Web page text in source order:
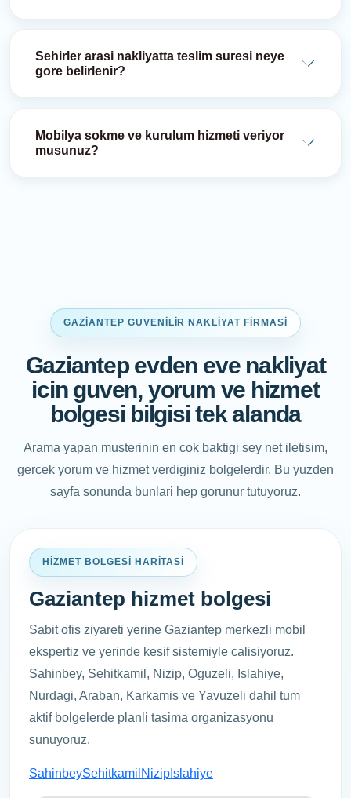
Sehirler arasi nakliyatta teslim suresi neye
gore belirlenir?
Mobilya sokme ve kurulum hizmeti veriyor
musunuz?
GAZIANTEP GUVENILIR NAKLIYAT FIRMASI
Gaziantep evden eve nakliyat
icin guven, yorum ve hizmet
bolgesi bilgisi tek alanda
Arama yapan musterinin en cok baktigi sey net iletisim,
gercek yorum ve hizmet verdiginiz bolgelerdir. Bu yuzden
sayfa sonunda bunlari hep gorunur tutuyoruz.
HIZMET BOLGESI HARITASI
Gaziantep hizmet bolgesi
Sabit ofis ziyareti yerine Gaziantep merkezli mobil
ekspertiz ve yerinde kesif sistemiyle calisiyoruz.
Sahinbey, Sehitkamil, Nizip, Oguzeli, Islahiye,
Nurdagi, Araban, Karkamis ve Yavuzeli dahil tum
aktif bolgelerde planli tasima organizasyonu
sunuyoruz.
SahinbeySehitkamil Nizip Islahiye